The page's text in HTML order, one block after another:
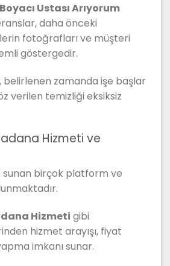
Ustası Arıyorum
daha önceki
fotoğrafları ve müşteri
göstergedir.
belirlenen zamanda işe başlar
verilen temizliği eksiksiz
Hizmeti ve
sunan birçok platform ve
Hizmeti gibi
hizmet arayışı, fiyat
imkanı sunar.